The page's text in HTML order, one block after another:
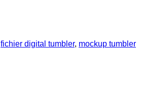
fichier digital tumbler, mockup tumbler